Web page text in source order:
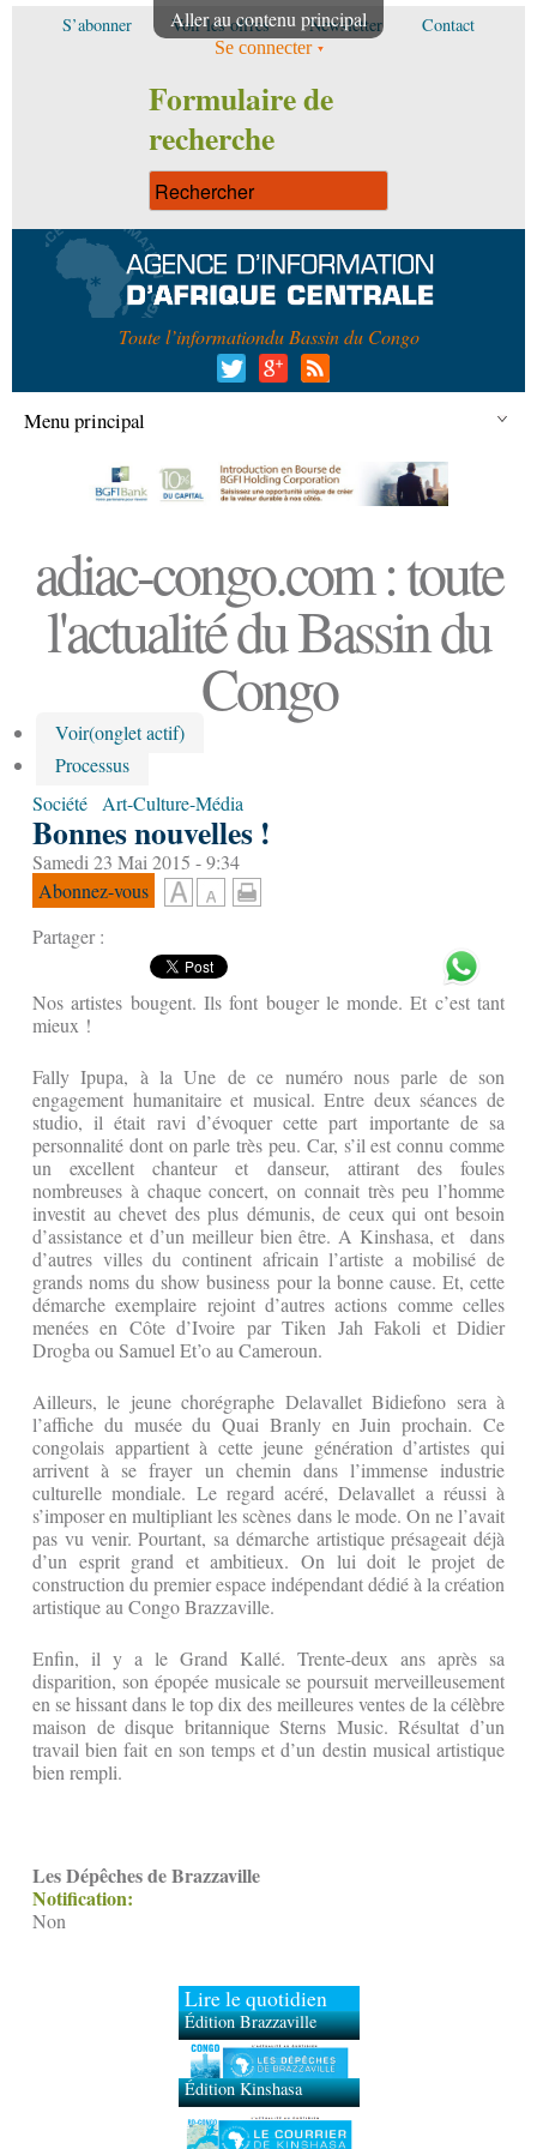
Aller au contenu principal
S’abonner Voir les offres Newsletter Contact
Se connecter
Formulaire de
recherche
Toute l’informationdu Bassin du Congo
Menu principal
adiac-congo.com : toute
l'actualité du Bassin du
Congo
Voir(onglet actif)
Processus
Société
Art-Culture-Média
Bonnes nouvelles !
Samedi 23 Mai 2015 - 9:34
Abonnez-vous
Partager :
Nos artistes bougent. Ils font bouger le monde. Et c’est tant
mieux !
Fally Ipupa, à la Une de ce numéro nous parle de son
engagement humanitaire et musical. Entre deux séances de
studio, il était ravi d’évoquer cette part importante de sa
personnalité dont on parle très peu. Car, s’il est connu comme
un excellent chanteur et danseur, attirant des foules
nombreuses à chaque concert, on connait très peu l’homme
investit au chevet des plus démunis, de ceux qui ont besoin
d’assistance et d’un meilleur bien être. A Kinshasa, et dans
d’autres villes du continent africain l’artiste a mobilisé de
grands noms du show business pour la bonne cause. Et, cette
démarche exemplaire rejoint d’autres actions comme celles
menées en Côte d’Ivoire par Tiken Jah Fakoli et Didier
Drogba ou Samuel Et’o au Cameroun.
Ailleurs, le jeune chorégraphe Delavallet Bidiefono sera à
l’affiche du musée du Quai Branly en Juin prochain. Ce
congolais appartient à cette jeune génération d’artistes qui
arrivent à se frayer un chemin dans l’immense industrie
culturelle mondiale. Le regard acéré, Delavallet a réussi à
s’imposer en multipliant les scènes dans le mode. On ne l’avait
pas vu venir. Pourtant, sa démarche artistique présageait déjà
d’un esprit grand et ambitieux. On lui doit le projet de
construction du premier espace indépendant dédié à la création
artistique au Congo Brazzaville.
Enfin, il y a le Grand Kallé. Trente-deux ans après sa
disparition, son épopée musicale se poursuit merveilleusement
en se hissant dans le top dix des meilleures ventes de la célèbre
maison de disque britannique Sterns Music. Résultat d’un
travail bien fait en son temps et d’un destin musical artistique
bien rempli.
Les Dépêches de Brazzaville
Notification:
Non
Lire le quotidien
Édition Brazzaville
Édition Kinshasa